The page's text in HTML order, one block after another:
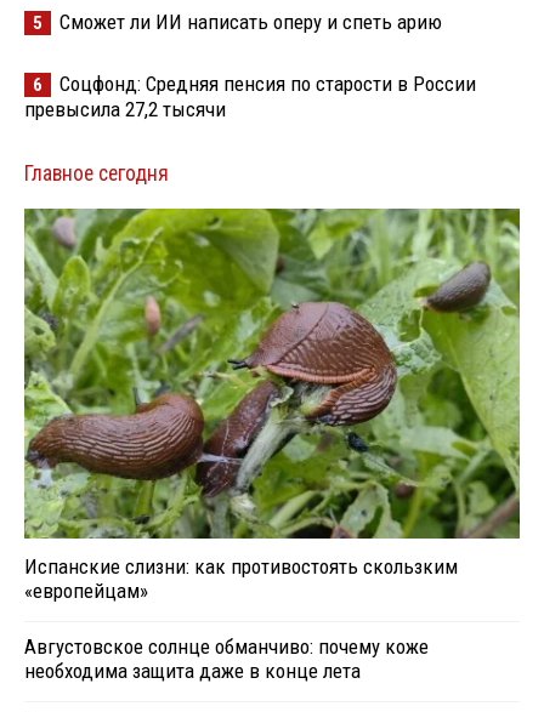
5 Сможет ли ИИ написать оперу и спеть арию
6
Соцфонд: Средняя пенсия по старости в России
превысила 27,2 тысячи
Главное сегодня
Испанские слизни: как противостоять скользким
«европейцам»
Августовское солнце обманчиво: почему коже
необходима защита даже в конце лета